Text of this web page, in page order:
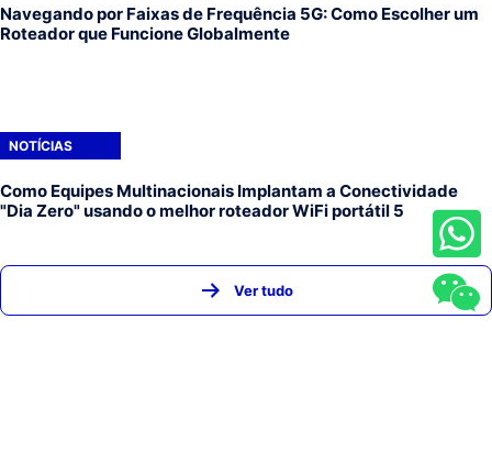
Navegando por Faixas de Frequência 5G: Como Escolher um
Roteador que Funcione Globalmente
NOTÍCIAS
Como Equipes Multinacionais Implantam a Conectividade
"Dia Zero" usando o melhor roteador WiFi portátil 5
Ver tudo